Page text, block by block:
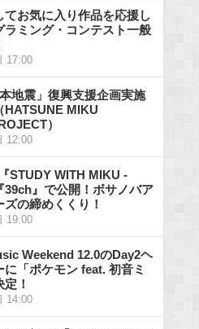
てお気に入り作品を応援し
ラミング・コンテスト一般
17:00
本地震」復興支援企画実施
HATSUNE MIKU
）
12:00
STUDY WITH MIKU -
39ch』で公開！ボサノバア
ズの締めくくり！
19:00
Weekend 12.0のDay2ヘ
に「ポケモン feat. 初音ミ
！
14:00